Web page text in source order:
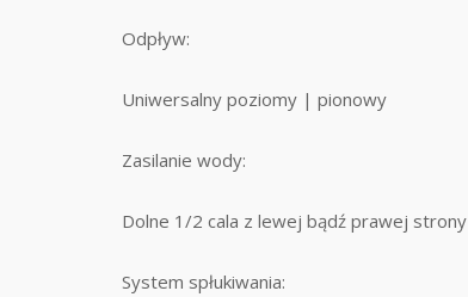
Odpływ:
Uniwersalny poziomy | pionowy
Zasilanie wody:
Dolne 1/2 cala z lewej bądź prawej strony
System spłukiwania: